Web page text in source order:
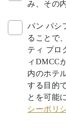
み、その
パン パシ
ることで
ティ プロ
ィDMCC
内のホテ
する目的
とを可能
シーポリ